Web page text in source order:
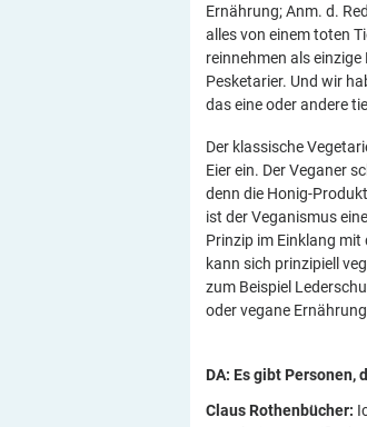
Ernährung; Anm. d.
alles von einem toten
reinnehmen als
Pesketarier. Und wir
das eine oder andere
Der klassische
Eier ein. Der Veganer
denn die Honig-
ist der Veganismus
Prinzip im Einklang mit
kann sich prinzipiell
zum Beispiel
oder vegane
DA: Es gibt Personen,
Claus Rothenbücher: